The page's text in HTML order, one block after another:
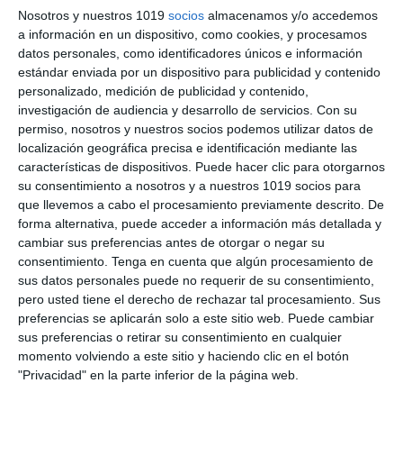
Nosotros y nuestros 1019 socios almacenamos y/o accedemos
a información en un dispositivo, como cookies, y procesamos
datos personales, como identificadores únicos e información
estándar enviada por un dispositivo para publicidad y contenido
personalizado, medición de publicidad y contenido,
investigación de audiencia y desarrollo de servicios. Con su
permiso, nosotros y nuestros socios podemos utilizar datos de
localización geográfica precisa e identificación mediante las
características de dispositivos. Puede hacer clic para otorgarnos
su consentimiento a nosotros y a nuestros 1019 socios para
que llevemos a cabo el procesamiento previamente descrito. De
forma alternativa, puede acceder a información más detallada y
cambiar sus preferencias antes de otorgar o negar su
consentimiento. Tenga en cuenta que algún procesamiento de
sus datos personales puede no requerir de su consentimiento,
pero usted tiene el derecho de rechazar tal procesamiento. Sus
preferencias se aplicarán solo a este sitio web. Puede cambiar
sus preferencias o retirar su consentimiento en cualquier
momento volviendo a este sitio y haciendo clic en el botón
"Privacidad" en la parte inferior de la página web.
Enfoque formativo que permite registrar el
progreso del alumnado, tanto en habilidades
técnicas como en autonomía y creatividad.
Diseño visual en formato horizontal, apto
para cuadernos del docente, portfolios o
evaluación por proyectos.
Cómo utilizar este material
Presenta la rúbrica antes de iniciar la
actividad para que el alumnado comprenda
los criterios técnicos y expresivos de la
técnica pictórica.
Empléala durante el proceso de trabajo para
realizarevaluación continua,